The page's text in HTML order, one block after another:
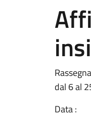
dal 6 al
Data :